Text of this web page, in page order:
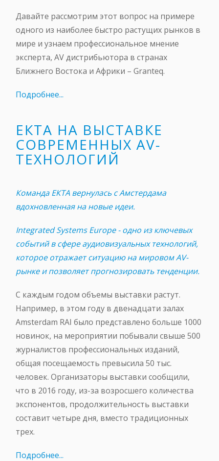
Давайте рассмотрим этот вопрос на примере
одного из наиболее быстро растущих рынков в
мире и узнаем профессиональное мнение
эксперта, AV дистрибьютора в странах
Ближнего Востока и Африки – Granteq.
Подробнее...
ЕКТА НА ВЫСТАВКЕ
СОВРЕМЕННЫХ AV-
ТЕХНОЛОГИЙ
Команда ЕКТА вернулась с Амстердама
вдохновленная на новые идеи.
Integrated Systems Europe - одно из ключевых
событий в сфере аудиовизуальных технологий,
которое отражает ситуацию на мировом AV-
рынке и позволяет прогнозировать тенденции.
С каждым годом объемы выставки растут.
Например, в этом году в двенадцати залах
Amsterdam RAI было представлено больше 1000
новинок, на мероприятии побывали свыше 500
журналистов профессиональных изданий,
общая посещаемость превысила 50 тыс.
человек. Организаторы выставки сообщили,
что в 2016 году, из-за возросшего количества
экспонентов, продолжительность выставки
составит четыре дня, вместо традиционных
трех.
Подробнее...